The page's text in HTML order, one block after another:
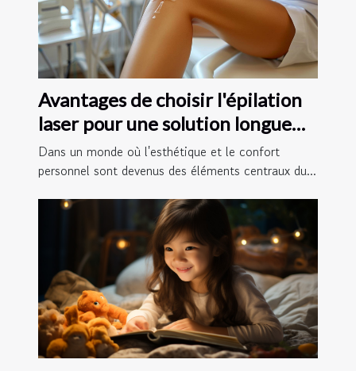
Avantages de choisir l'épilation
laser pour une solution longue
durée
Dans un monde où l'esthétique et le confort
personnel sont devenus des éléments centraux du...